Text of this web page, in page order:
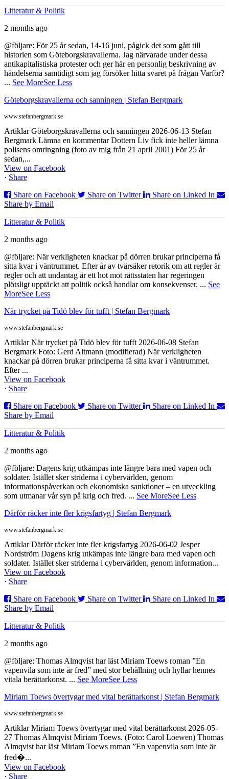
Litteratur & Politik
2 months ago
@följare: För 25 år sedan, 14-16 juni, pågick det som gått till
historien som Göteborgskravallerna. Jag närvarade under dessa
antikapitalistiska protester och ger här en personlig beskrivning av
händelserna samtidigt som jag försöker hitta svaret på frågan Varför?
... See MoreSee Less
Göteborgskravallerna och sanningen | Stefan Bergmark
www.stefanbergmark.se
Artiklar Göteborgskravallerna och sanningen 2026-06-13 Stefan
Bergmark Lämna en kommentar Dottern Liv fick inte heller lämna
polisens omringning (foto av mig från 21 april 2001) För 25 år
sedan,...
View on Facebook
· Share
Share on Facebook
Share on Twitter
Share on Linked In
Share by Email
Litteratur & Politik
2 months ago
@följare: När verkligheten knackar på dörren brukar principerna få
sitta kvar i väntrummet. Efter år av tvärsäker retorik om att regler är
regler och att undantag är ett hot mot rättsstaten har regeringen
plötsligt upptäckt att politik också handlar om konsekvenser. ... See
MoreSee Less
När trycket på Tidö blev för tufft | Stefan Bergmark
www.stefanbergmark.se
Artiklar När trycket på Tidö blev för tufft 2026-06-08 Stefan
Bergmark Foto: Gerd Altmann (modifierad) När verkligheten
knackar på dörren brukar principerna få sitta kvar i väntrummet.
Efter ...
View on Facebook
· Share
Share on Facebook
Share on Twitter
Share on Linked In
Share by Email
Litteratur & Politik
2 months ago
@följare: Dagens krig utkämpas inte längre bara med vapen och
soldater. Istället sker striderna i cybervärlden, genom
informationspåverkan och ekonomiska sanktioner – en utveckling
som utmanar vår syn på krig och fred. ... See MoreSee Less
Därför räcker inte fler krigsfartyg | Stefan Bergmark
www.stefanbergmark.se
Artiklar Därför räcker inte fler krigsfartyg 2026-06-02 Jesper
Nordström Dagens krig utkämpas inte längre bara med vapen och
soldater. Istället sker striderna i cybervärlden, genom information...
View on Facebook
· Share
Share on Facebook
Share on Twitter
Share on Linked In
Share by Email
Litteratur & Politik
2 months ago
@följare: Thomas Almqvist har läst Miriam Toews roman ”En
vapenvila som inte är fred” med stor behållning och hyllar hennes
vitala berättarkonst. ... See MoreSee Less
Miriam Toews övertygar med vital berättarkonst | Stefan Bergmark
www.stefanbergmark.se
Artiklar Miriam Toews övertygar med vital berättarkonst 2026-05-
27 Thomas Almqvist Miriam Toews. (Foto: Carol Loewen) Thomas
Almqvist har läst Miriam Toews roman ”En vapenvila som inte är
fred�...
View on Facebook
· Share